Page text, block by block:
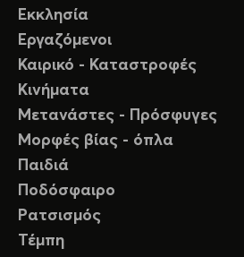
Εκκλησία
Εργαζόμενοι
Καιρικό - Καταστροφές
Κινήματα
Μετανάστες - Πρόσφυγες
Μορφές βίας - όπλα
Παιδιά
Ποδόσφαιρο
Ρατσισμός
Τέμπη